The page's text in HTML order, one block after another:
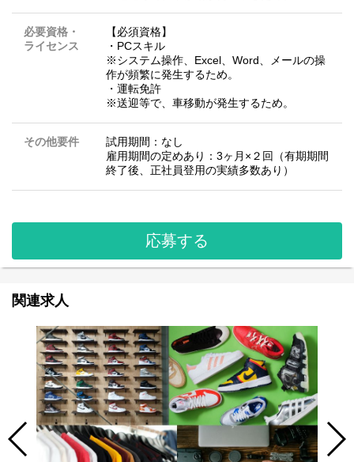
必要資格・
ライセンス
【必須資格】
・PCスキル
※システム操作、Excel、Word、メールの操
作が頻繁に発生するため。
・運転免許
※送迎等で、車移動が発生するため。
その他要件
試用期間：なし
雇用期間の定めあり：3ヶ月×２回（有期期間
終了後、正社員登用の実績多数あり）
応募する
関連求人